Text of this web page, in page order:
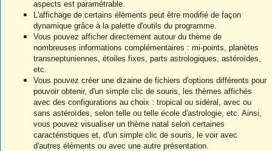
aspects est paramétrable.
L'affichage de certains éléments peut être modifié de façon
dynamique grâce à la palette d'outils du programme.
Vous pouvez afficher directement autour du thème de
nombreuses informations complémentaires : mi-points, planètes
transneptuniennes, étoiles fixes, parts astrologiques, astéroïdes,
etc.
Vous pouvez créer une dizaine de fichiers d'options différents pour
pouvoir obtenir, d'un simple clic de souris, les thèmes affichés
avec des configurations au choix : tropical ou sidéral, avec ou
sans astéroïdes, selon telle ou telle école d'astrologie, etc. Ainsi,
vous pouvez visualiser un thème natal selon certaines
caractéristiques et, d'un simple clic de souris, le voir avec
d'autres éléments ou avec une autre présentation.